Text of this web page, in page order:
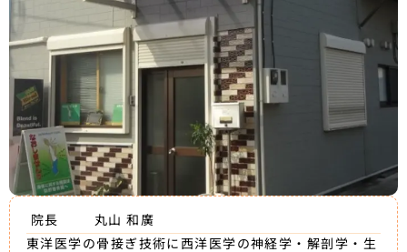
院長
丸山 和廣
東洋医学の骨接ぎ技術に西洋医学の神経学・解剖学・生